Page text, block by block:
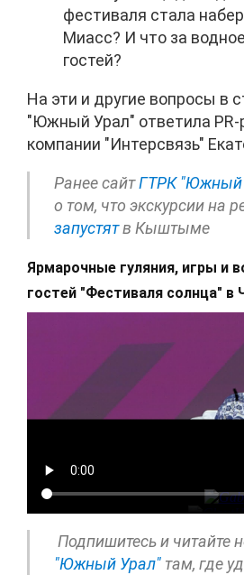
фестиваля стала
Миасс? И что за
гостей?
На эти и другие вопросы в
"Южный Урал" ответила PR-
компании "Интерсвязь"
Ранее сайтГТРК "Южный
о том, что экскурсии на
запустятв Кыштыме
Ярмарочные гуляния, игры и
гостей "Фестиваля солнца" в
Подпишитесь и читайте
"Южный Урал" там, где